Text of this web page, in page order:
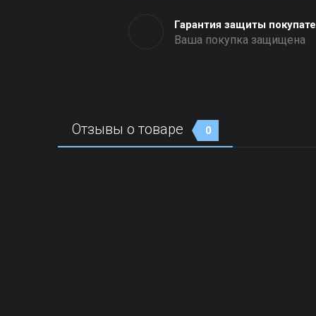
Гарантия защиты
Ваша покупка защищена
Отзывы о товаре 0